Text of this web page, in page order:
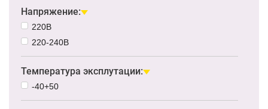
Напряжение:
220В
220-240В
Температура эксплутации:
-40+50